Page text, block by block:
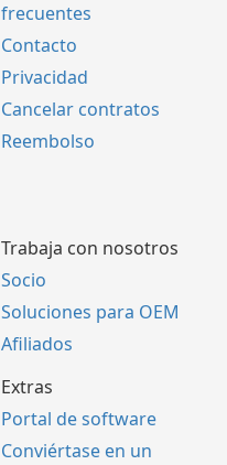
frecuentes
Contacto
Privacidad
Cancelar contratos
Reembolso
Trabaja con nosotros
Socio
Soluciones para OEM
Afiliados
Extras
Portal de software
Conviértase en un